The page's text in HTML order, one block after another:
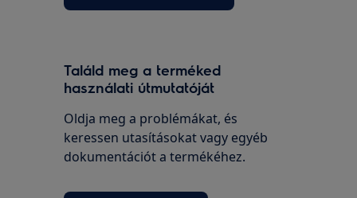
Találd meg a terméked
használati útmutatóját
Oldja meg a problémákat, és
keressen utasításokat vagy egyéb
dokumentációt a termékéhez.